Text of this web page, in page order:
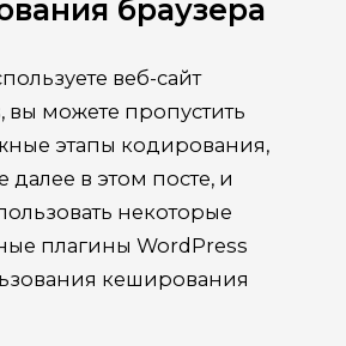
браузера
веб-сайт
вы можете пропустить
этапы кодирования,
в этом посте, и
некоторые
плагины WordPress
кеширования